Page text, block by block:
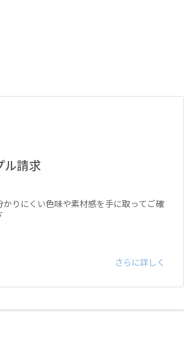
ル請求
かりにくい色味や素材感を手に取ってご確
さらに詳しく